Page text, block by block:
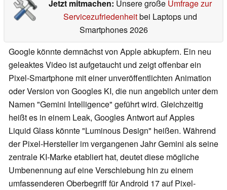
Jetzt mitmachen: Unsere große Umfrage zur
Servicezufriedenheitbei Laptops und
Smartphones 2026
Google könnte demnächst von Apple abkupfern. Ein neu
geleaktes Video ist aufgetaucht und zeigt offenbar ein
Pixel-Smartphone mit einer unveröffentlichten Animation
oder Version von Googles KI, die nun angeblich unter dem
Namen "Gemini Intelligence" geführt wird. Gleichzeitig
heißt es in einem Leak, Googles Antwort auf Apples
Liquid Glass könnte "Luminous Design" heißen. Während
der Pixel-Hersteller im vergangenen Jahr Gemini als seine
zentrale KI-Marke etabliert hat, deutet diese mögliche
Umbenennung auf eine Verschiebung hin zu einem
umfassenderen Oberbegriff für Android 17 auf Pixel-